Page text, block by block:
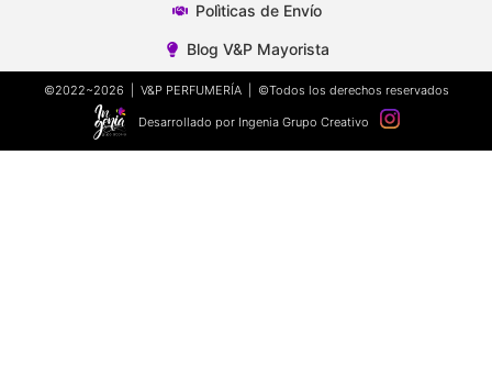
Polìticas de Envío
Blog V&P Mayorista
©2022~2026 | V&P PERFUMERÍA | ©Todos los derechos reservados
Desarrollado por Ingenia Grupo Creativo